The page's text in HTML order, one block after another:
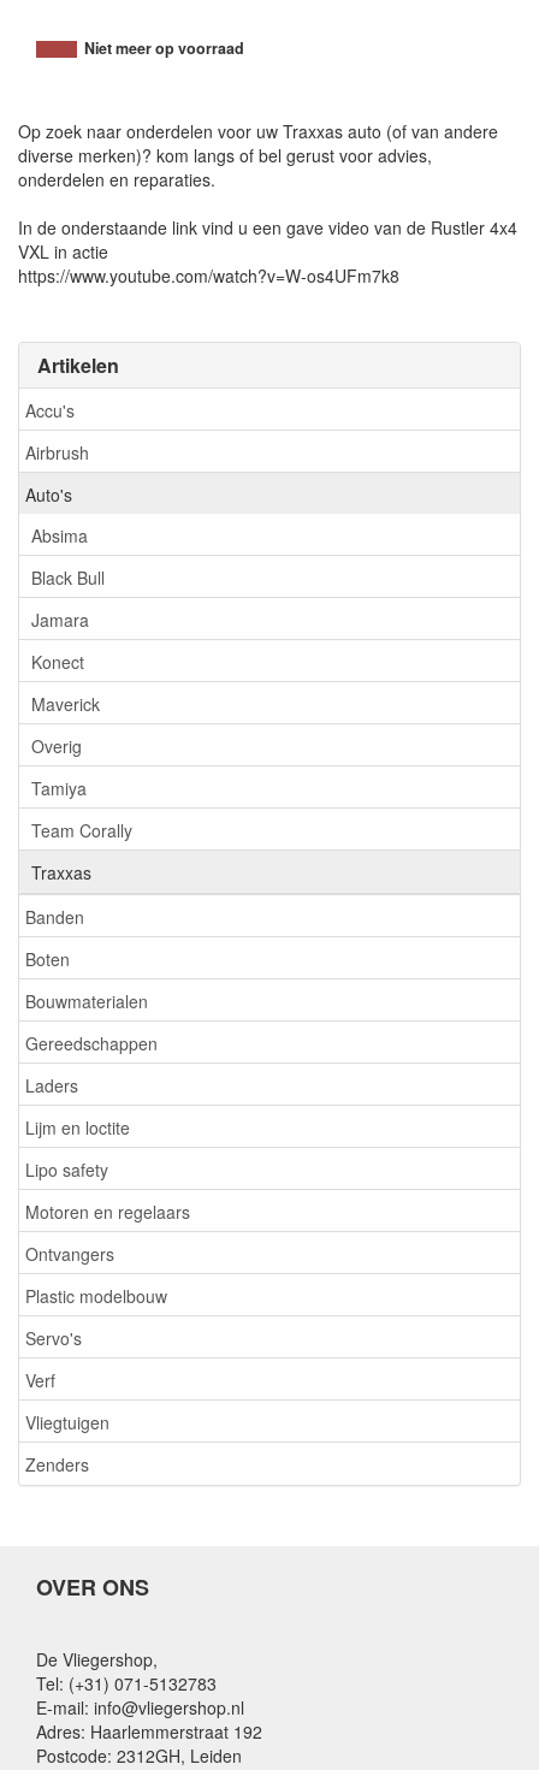
Artikelen
Accu's
Airbrush
Auto's
Absima
Black Bull
Jamara
Konect
Maverick
Overig
Tamiya
Team Corally
Traxxas
Banden
Boten
Bouwmaterialen
Gereedschappen
Laders
Lijm en loctite
Lipo safety
Motoren en regelaars
Ontvangers
Plastic modelbouw
Servo's
Verf
Vliegtuigen
Zenders
Niet meer op voorraad
Op zoek naar onderdelen voor uw Traxxas auto (of van andere
diverse merken)? kom langs of bel gerust voor advies,
onderdelen en reparaties.
In de onderstaande link vind u een gave video van de Rustler 4x4
VXL in actie
https://www.youtube.com/watch?v=W-os4UFm7k8
OVER ONS
De Vliegershop,
Tel: (+31) 071-5132783
E-mail: info@vliegershop.nl
Adres: Haarlemmerstraat 192
Postcode: 2312GH, Leiden